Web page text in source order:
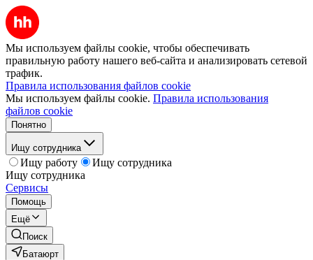
Мы используем файлы cookie, чтобы обеспечивать
правильную работу нашего веб-сайта и анализировать сетевой
трафик.
Правила использования файлов cookie
Мы используем файлы cookie. Правила использования
файлов cookie
Понятно
Ищу сотрудника
Ищу работу
Ищу сотрудника
Ищу сотрудника
Сервисы
Помощь
Ещё
Поиск
Батаюрт